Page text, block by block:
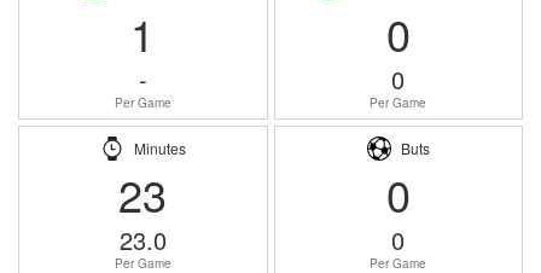
1
-
Per Game
0
0
Per Game
Minutes
23
23.0
Per Game
Buts
0
0
Per Game